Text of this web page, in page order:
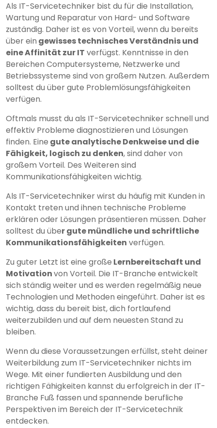
Als IT-Servicetechniker bist du für die Installation,
Wartung und Reparatur von Hard- und Software
zuständig. Daher ist es von Vorteil, wenn du bereits
über ein gewisses technisches Verständnis und
eine Affinität zur IT verfügst. Kenntnisse in den
Bereichen Computersysteme, Netzwerke und
Betriebssysteme sind von großem Nutzen. Außerdem
solltest du über gute Problemlösungsfähigkeiten
verfügen.
Oftmals musst du als IT-Servicetechniker schnell und
effektiv Probleme diagnostizieren und Lösungen
finden. Eine gute analytische Denkweise und die
Fähigkeit, logisch zu denken, sind daher von
großem Vorteil. Des Weiteren sind
Kommunikationsfähigkeiten wichtig.
Als IT-Servicetechniker wirst du häufig mit Kunden in
Kontakt treten und ihnen technische Probleme
erklären oder Lösungen präsentieren müssen. Daher
solltest du über gute mündliche und schriftliche
Kommunikationsfähigkeiten verfügen.
Zu guter Letzt ist eine große Lernbereitschaft und
Motivationvon Vorteil. Die IT-Branche entwickelt
sich ständig weiter und es werden regelmäßig neue
Technologien und Methoden eingeführt. Daher ist es
wichtig, dass du bereit bist, dich fortlaufend
weiterzubilden und auf dem neuesten Stand zu
bleiben.
Wenn du diese Voraussetzungen erfüllst, steht deiner
Weiterbildung zum IT-Servicetechniker nichts im
Wege. Mit einer fundierten Ausbildung und den
richtigen Fähigkeiten kannst du erfolgreich in der IT-
Branche Fuß fassen und spannende berufliche
Perspektiven im Bereich der IT-Servicetechnik
entdecken.